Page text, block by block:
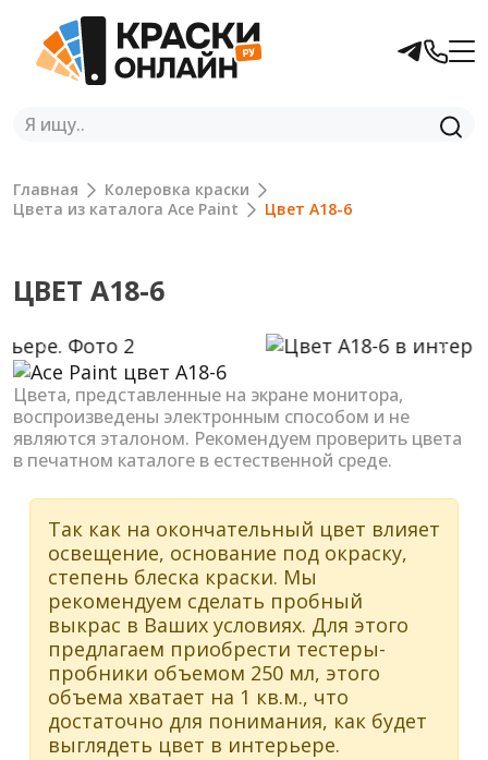
Главная
Колеровка краски
Цвета из каталога Ace Paint
Цвет A18-6
ЦВЕТ A18-6
Previous Next
Цвета, представленные на экране монитора,
воспроизведены электронным способом и не
являются эталоном. Рекомендуем проверить цвета
в печатном каталоге в естественной среде.
Так как на окончательный цвет влияет
освещение, основание под окраску,
степень блеска краски. Мы
рекомендуем сделать пробный
выкрас в Ваших условиях. Для этого
предлагаем приобрести тестеры-
пробники объемом 250 мл, этого
объема хватает на 1 кв.м., что
достаточно для понимания, как будет
выглядеть цвет в интерьере.